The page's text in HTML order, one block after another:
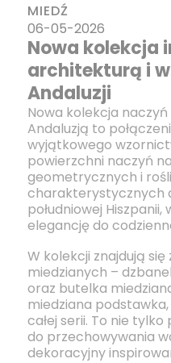
MIEDŹ
06-05-2026
Nowa kolekcja
architekturą i
Andaluzji
Nowa kolekcja
Andaluzją to
wyjątkowego
powierzchni naczyń
geometrycznych i
charakterystycznych
południowej
elegancję do
W kolekcji znajdują
miedzianych –
oraz butelka
miedziana
całej serii. To nie
do przechowywania
dekoracyjny